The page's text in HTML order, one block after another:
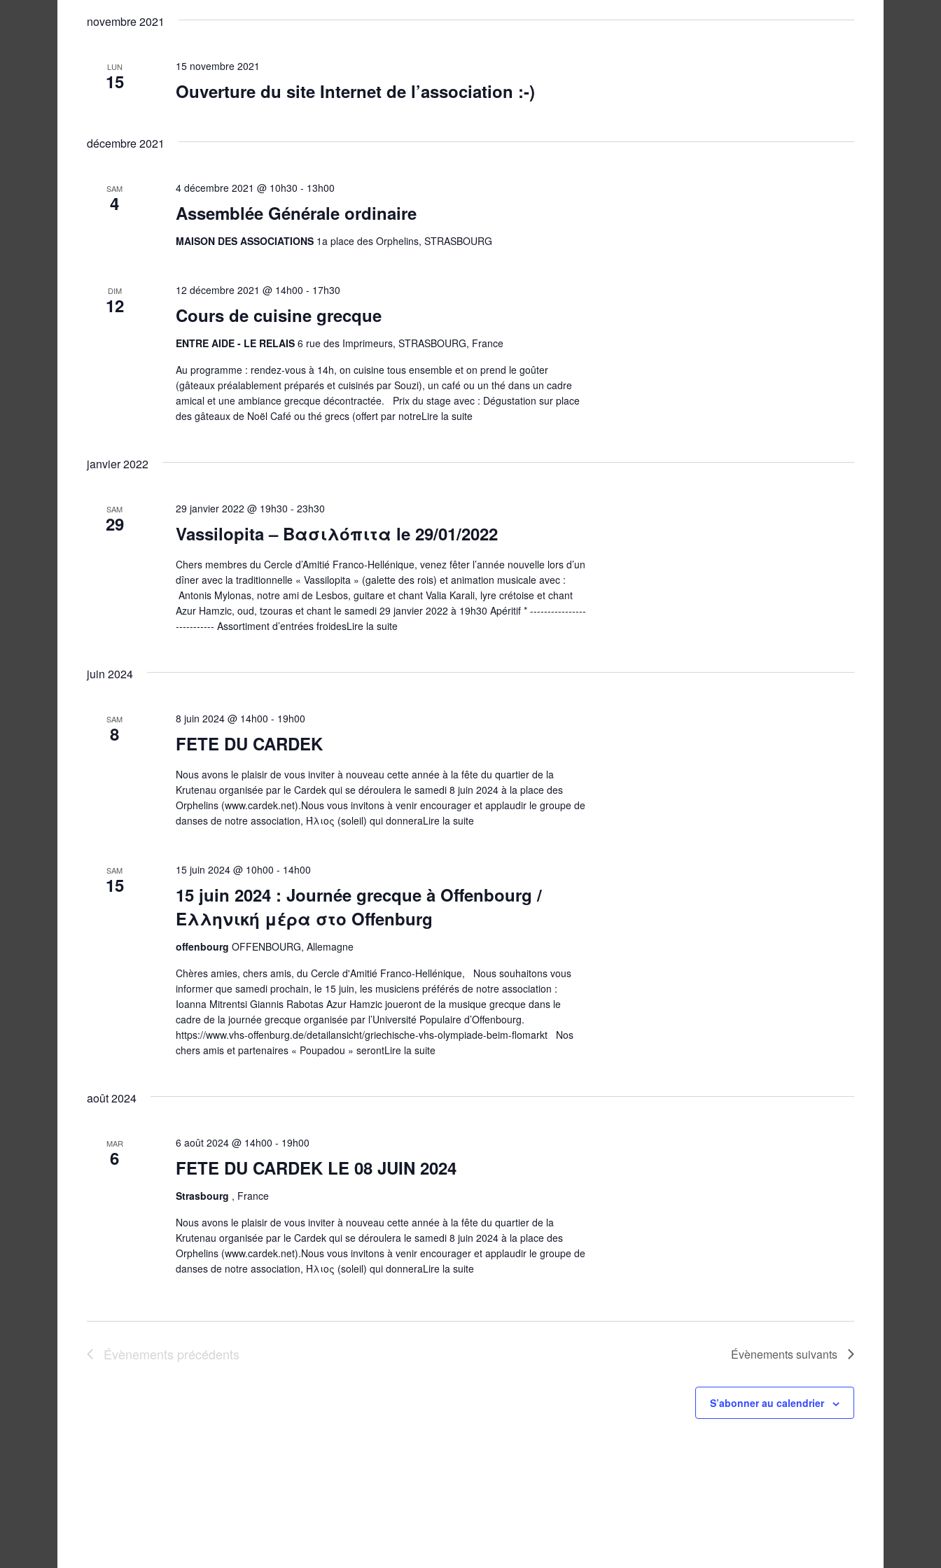
Évènements
par
une
novembre 2021
LUN
15 Ouverture du site Internet de l’association :-)
15 novembre 2021
décembre 2021
SAM
4 Assemblée Générale ordinaire
4 décembre 2021 @ 10h30 - 13h00
MAISON DES ASSOCIATIONS 1a place des Orphelins, STRASBOURG
DIM
12 Cours de cuisine grecque
12 décembre 2021 @ 14h00 - 17h30
ENTRE AIDE - LE RELAIS6 rue des Imprimeurs, STRASBOURG, France
Au programme : rendez-vous à 14h, on cuisine tous ensemble et on prend le goûter
(gâteaux préalablement préparés et cuisinés par Souzi), un café ou un thé dans un cadre
amical et une ambiance grecque décontractée. Prix du stage avec : Dégustation sur place
des gâteaux de Noël Café ou thé grecs (offert par notreLire la suite
grecque"
janvier 2022
SAM
29 Vassilopita – Βασιλόπιτα le 29/01/2022
29 janvier 2022 @ 19h30 -23h30
Chers membres du Cercle d’Amitié Franco-Hellénique, venez fêter l’année nouvelle lors d’un
dîner avec la traditionnelle « Vassilopita » (galette des rois) et animation musicale avec :
Antonis Mylonas, notre ami de Lesbos, guitare et chant Valia Karali, lyre crétoise et chant
Azur Hamzic, oud, tzouras et chant le samedi 29 janvier 2022 à 19h30 Apéritif * ----------------
----------- Assortiment d’entrées froidesLire la suite
le
juin 2024
SAM
8 FETE DU CARDEK
8 juin 2024 @ 14h00 - 19h00
Nous avons le plaisir de vous inviter à nouveau cette année à la fête du quartier de la
Krutenau organisée par le Cardek qui se déroulera le samedi 8 juin 2024 à la place des
Orphelins (www.cardek.net).Nous vous invitons à venir encourager et applaudir le groupe de
danses de notre association, Ήλιος (soleil) qui donneraLire la suite
SAM
15
15 juin 2024 : Journée grecque à Offenbourg /
Ελληνική μέρα στο Offenburg
15 juin 2024 @ 10h00 - 14h00
offenbourgOFFENBOURG, Allemagne
Chères amies, chers amis, du Cercle d'Amitié Franco-Hellénique, Nous souhaitons vous
informer que samedi prochain, le 15 juin, les musiciens préférés de notre association :
Ioanna Mitrentsi Giannis Rabotas Azur Hamzic joueront de la musique grecque dans le
cadre de la journée grecque organisée par l’Université Populaire d’Offenbourg.
https://www.vhs-offenburg.de/detailansicht/griechische-vhs-olympiade-beim-flomarkt Nos
chers amis et partenaires « Poupadou » serontLire la suite
:
/
στο
Offenburg"
août 2024
MAR
6 FETE DU CARDEK LE 08 JUIN 2024
6 août 2024 @ 14h00 - 19h00
Strasbourg , France
Nous avons le plaisir de vous inviter à nouveau cette année à la fête du quartier de la
Krutenau organisée par le Cardek qui se déroulera le samedi 8 juin 2024 à la place des
Orphelins (www.cardek.net).Nous vous invitons à venir encourager et applaudir le groupe de
danses de notre association, Ήλιος (soleil) qui donneraLire la suite
Évènements précédents Évènementssuivants
S’abonner au calendrier